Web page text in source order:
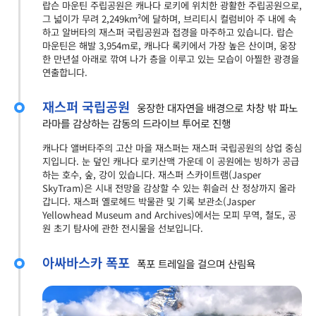
랍슨 마운틴 주립공원은 캐나다 로키에 위치한 광활한 주립공원으로,
그 넓이가 무려 2,249km²에 달하며, 브리티시 컬럼비아 주 내에 속
하고 알버타의 재스퍼 국립공원과 접경을 마주하고 있습니다. 랍슨
마운틴은 해발 3,954m로, 캐나다 록키에서 가장 높은 산이며, 웅장
한 만년설 아래로 깎여 나가 층을 이루고 있는 모습이 아찔한 광경을
연출합니다.
재스퍼 국립공원 웅장한 대자연을 배경으로 차창 밖 파노
라마를 감상하는 감동의 드라이브 투어로 진행
캐나다 앨버타주의 고산 마을 재스퍼는 재스퍼 국립공원의 상업 중심
지입니다. 눈 덮인 캐나다 로키산맥 가운데 이 공원에는 빙하가 공급
하는 호수, 숲, 강이 있습니다. 재스퍼 스카이트램(Jasper
SkyTram)은 시내 전망을 감상할 수 있는 휘슬러 산 정상까지 올라
갑니다. 재스퍼 옐로헤드 박물관 및 기록 보관소(Jasper
Yellowhead Museum and Archives)에서는 모피 무역, 철도, 공
원 초기 탐사에 관한 전시물을 선보입니다.
아싸바스카 폭포 폭포 트레일을 걸으며 산림욕